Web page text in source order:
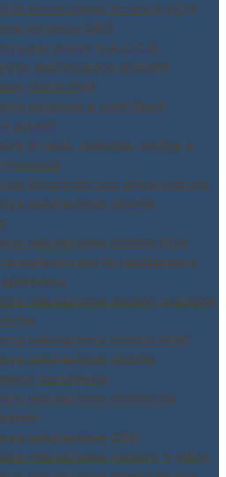
assunzione incarico ODV
incarico DPO
per piano H.A.C.C.P.
dell’incarico di RSPP
rischi DVR
accesso a contributi
privati
in aula, azienda, online e
incaricati uso attrezzature
valutazione rischio
valutazione rischio ROA
per la valutazione
valutazione rischio scariche
valutazione rischio MMC
valutazione rischio
mutageno
valutazione rischio da
valutazione CEM
valutazione rumore e vibro